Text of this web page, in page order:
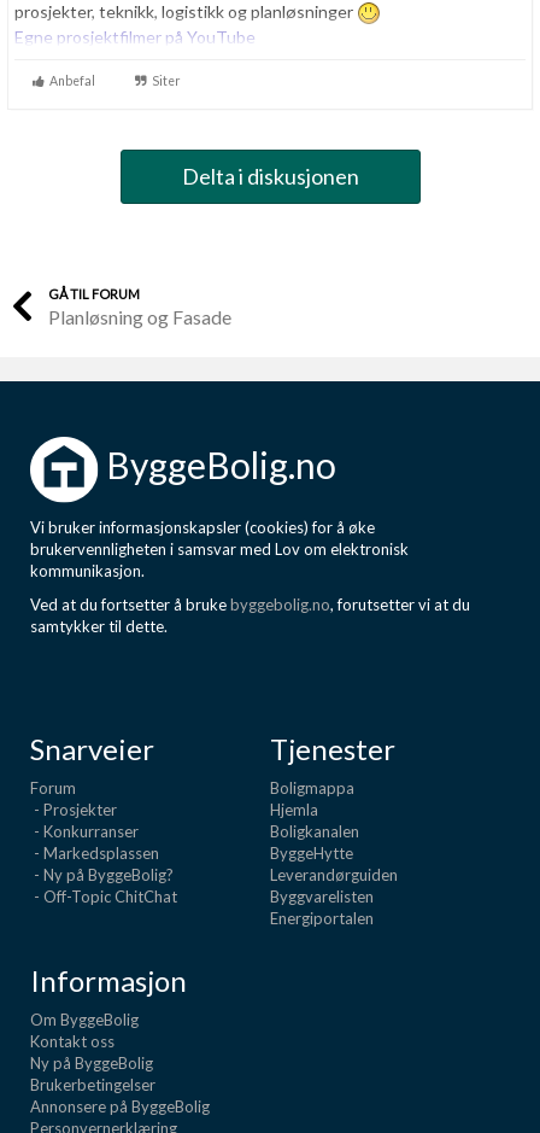
prosjekter, teknikk, logistikk og planløsninger
Egne prosjektfilmer på YouTube
Anbefal Siter
Delta i diskusjonen
GÅ TIL FORUM
Planløsning og Fasade
ByggeBolig.no
Vi bruker informasjonskapsler (cookies) for å øke
brukervennligheten i samsvar med Lov om elektronisk
kommunikasjon.
Ved at du fortsetter å brukebyggebolig.no, forutsetter vi at du
samtykker til dette.
Snarveier
Forum
- Prosjekter
- Konkurranser
- Markedsplassen
- Ny på ByggeBolig?
- Off-Topic ChitChat
Tjenester
Boligmappa
Hjemla
Boligkanalen
ByggeHytte
Leverandørguiden
Byggvarelisten
Energiportalen
Informasjon
Om ByggeBolig
Kontakt oss
Ny på ByggeBolig
Brukerbetingelser
Annonsere på ByggeBolig
Personvernerklæring